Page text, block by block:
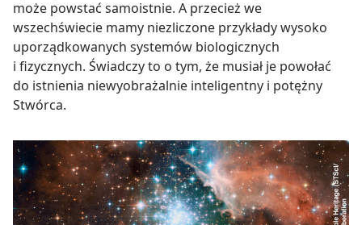
może powstać samoistnie. A przecież we
wszechświecie mamy niezliczone przykłady wysoko
uporządkowanych systemów biologicznych
i fizycznych. Świadczy to o tym, że musiał je powołać
do istnienia niewyobrażalnie inteligentny i potężny
Stwórca.